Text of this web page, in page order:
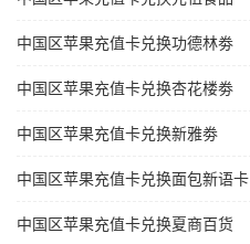
中国区苹果充值卡兑换功德林劵
中国区苹果充值卡兑换杏花楼劵
中国区苹果充值卡兑换新雅劵
中国区苹果充值卡兑换面包新语卡
中国区苹果充值卡兑换夏商百货